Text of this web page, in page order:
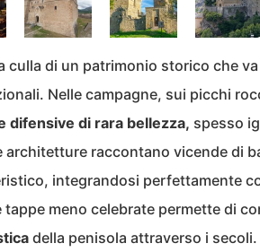
culla di un patrimonio storico che
Nelle campagne, sui picchi
difensive di rara bellezza, spesso
architetture raccontano vicende di
integrandosi perfettamente
meno celebrate permette di
della penisola attraverso i